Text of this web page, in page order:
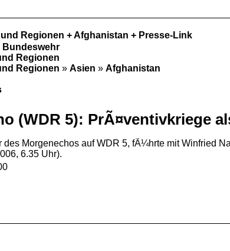
Regionen + Afghanistan + Presse-Link
Regionen
Regionen » Asien » Afghanistan
(WDR 5): PrÃ¤ventivkriege
des Morgenechos auf WDR 5, fÃ¼hrte mit Winfried
6.35 Uhr).